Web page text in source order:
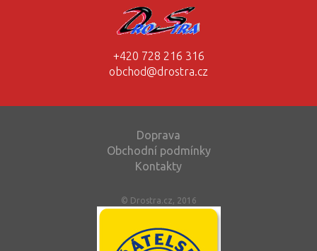
+420 728 216 316
obchod@drostra.cz
Doprava
Obchodní podmínky
Kontakty
© Drostra.cz, 2016